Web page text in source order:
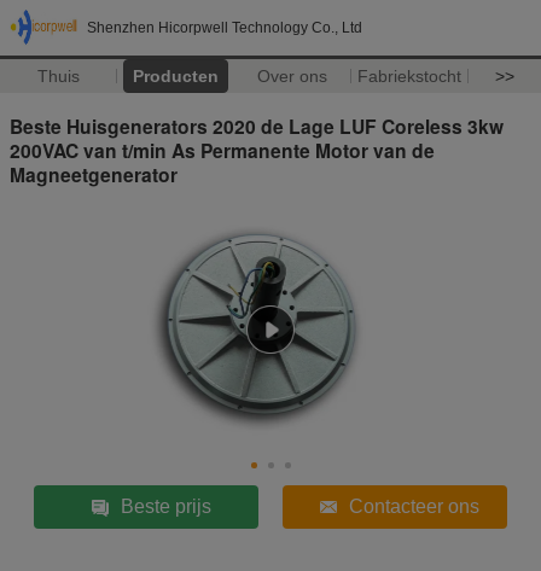
Shenzhen Hicorpwell Technology Co., Ltd
Thuis Producten Over ons Fabriekstocht >>
Beste Huisgenerators 2020 de Lage LUF Coreless 3kw
200VAC van t/min As Permanente Motor van de
Magneetgenerator
Beste prijs Contacteer ons